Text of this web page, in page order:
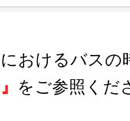
おけるバスの
をご参照くだ